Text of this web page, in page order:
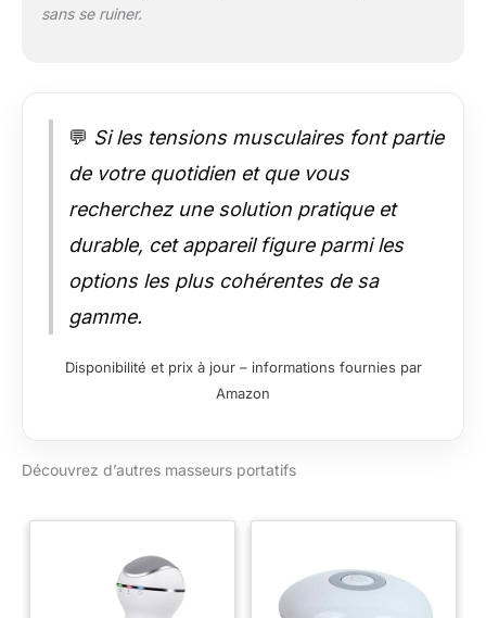
sans se ruiner.
💬 Si les tensions musculaires font partie
de votre quotidien et que vous
recherchez une solution pratique et
durable, cet appareil figure parmi les
options les plus cohérentes de sa
gamme.
Disponibilité et prix à jour – informations fournies par
Amazon
Découvrez d’autres masseurs portatifs